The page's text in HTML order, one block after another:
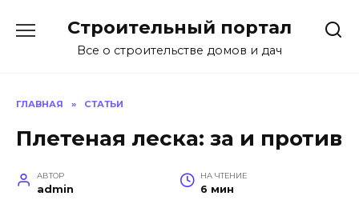
содержанию
Строительный портал
Все о строительстве домов и дач
ГЛАВНАЯ » СТАТЬИ
Плетеная леска: за и против
АВТОР
admin
НА ЧТЕНИЕ
6 мин